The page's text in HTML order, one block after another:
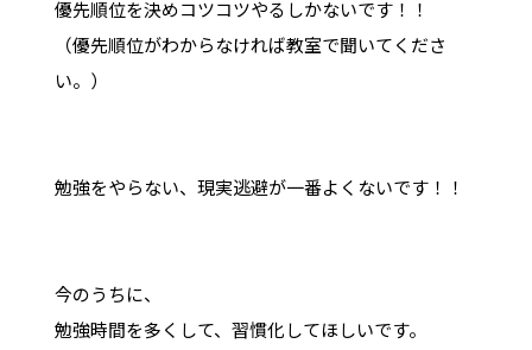
優先順位を決めコツコツやるしかないです！！
（優先順位がわからなければ教室で聞いてくださ
い。）
勉強をやらない、現実逃避が一番よくないです！！
今のうちに、
勉強時間を多くして、習慣化してほしいです。